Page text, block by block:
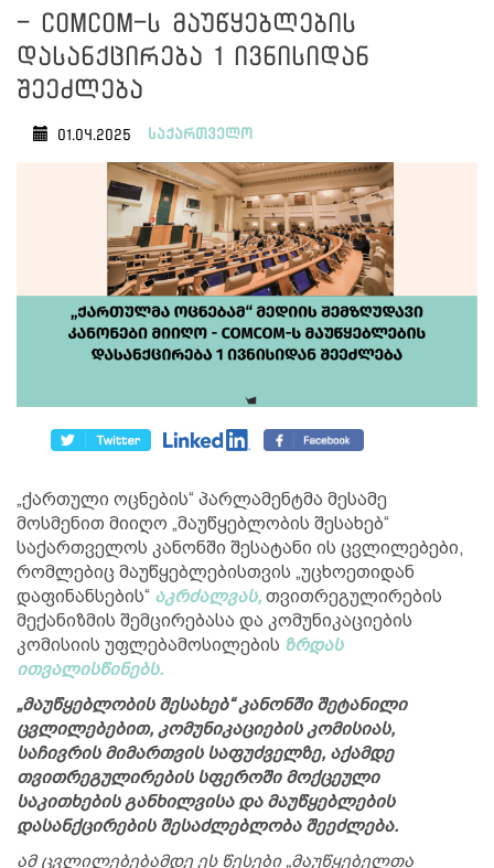
- ComCom-ს მაუწყებლების
დასანქცირება 1 ივნისიდან
შეეძლება
01.04.2025 საქართველო
„ქართული ოცნების“ პარლამენტმა მესამე
მოსმენით მიიღო „მაუწყებლობის შესახებ“
საქართველოს კანონში შესატანი ის ცვლილებები,
რომლებიც მაუწყებლებისთვის „უცხოეთიდან
დაფინანსების“ აკრძალვას, თვითრეგულირების
მექანიზმის შემცირებასა და კომუნიკაციების
კომისიის უფლებამოსილების ზრდას
ითვალისწინებს.
„მაუწყებლობის შესახებ“ კანონში შეტანილი
ცვლილებებით, კომუნიკაციების კომისიას,
საჩივრის მიმართვის საფუძველზე, აქამდე
თვითრეგულირების სფეროში მოქცეული
საკითხების განხილვისა და მაუწყებლების
დასანქცირების შესაძლებლობა შეეძლება.
ამ ცვლილებებამდე ეს წესები „მაუწყებელთა